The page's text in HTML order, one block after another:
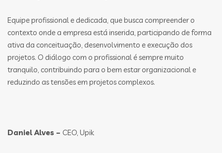
Equipe profissional e dedicada, que busca compreender o
contexto onde a empresa está inserida, participando de forma
ativa da conceituação, desenvolvimento e execução dos
projetos. O diálogo com o profissional é sempre muito
tranquilo, contribuindo para o bem estar organizacional e
reduzindo as tensões em projetos complexos.
Daniel Alves – CEO, Upik